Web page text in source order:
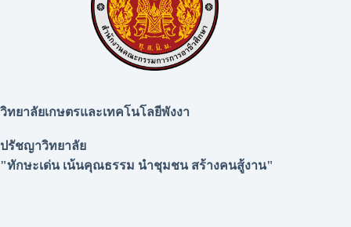
วิทยาลัยเกษตรและเทคโนโลยีพังงา
ปรัชญาวิทยาลัย
"ทักษะเด่น เน้นคุณธรรม นำชุมชน สร้างคนสู้งาน"